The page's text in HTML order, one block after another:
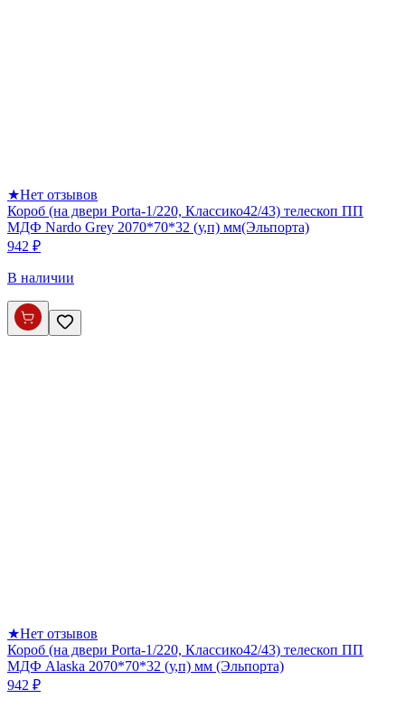
★Нет отзывов
Короб (на двери Porta-1/220, Классико42/43) телескоп ПП
МДФ Nardo Grey 2070*70*32 (у,п) мм(Эльпорта)
942 ₽
В наличии
★Нет отзывов
Короб (на двери Porta-1/220, Классико42/43) телескоп ПП
МДФ Alaska 2070*70*32 (у,п) мм (Эльпорта)
942 ₽